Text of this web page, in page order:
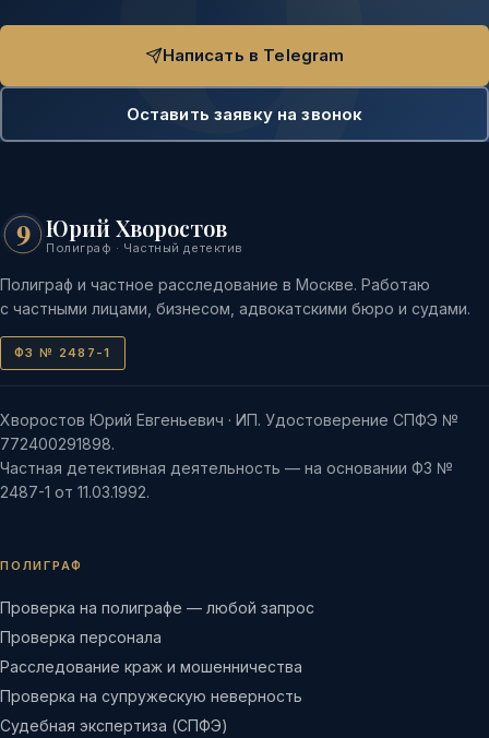
Написать в Telegram
Оставить заявку на звонок
9 Юрий Хворостов
Полиграф · Частный детектив
Полиграф и частное расследование в Москве. Работаю
с частными лицами, бизнесом, адвокатскими бюро и судами.
ФЗ № 2487-1
Хворостов Юрий Евгеньевич · ИП. Удостоверение СПФЭ №
772400291898.
Частная детективная деятельность — на основании ФЗ №
2487-1 от 11.03.1992.
ПОЛИГРАФ
Проверка на полиграфе — любой запрос
Проверка персонала
Расследование краж и мошенничества
Проверка на супружескую неверность
Судебная экспертиза (СПФЭ)